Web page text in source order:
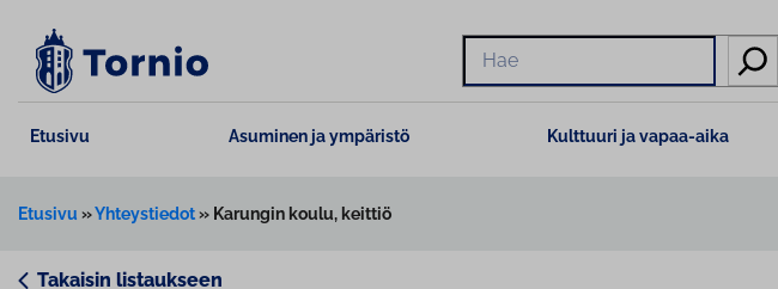
sisältöön
Hae
Etusivu Asuminen ja ympäristö Kulttuuri ja vapaa-aika
Etusivu »Yhteystiedot» Karungin koulu, keittiö
Takaisin listaukseen